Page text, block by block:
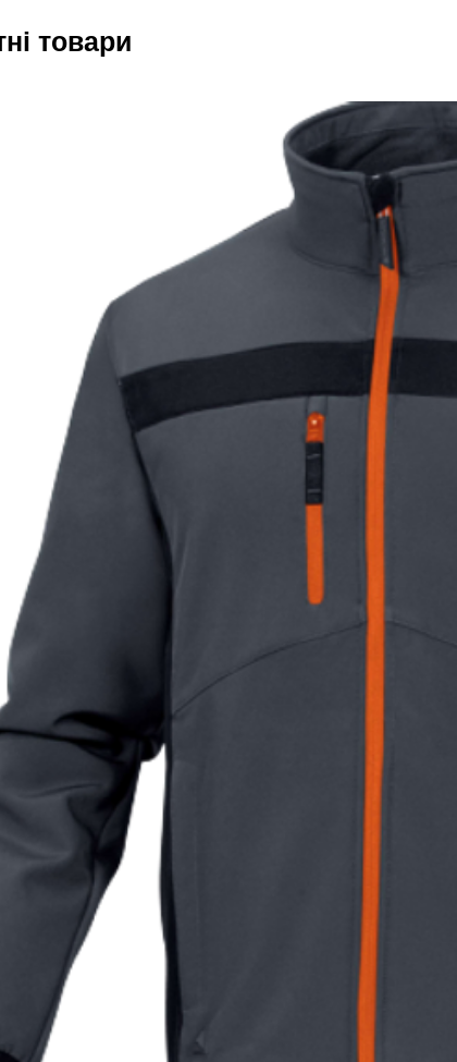
ряд: S, M, L, XL, XXL, XXXL
комір-стійка, металева фурнітура, еластичний низ куртки,
манжети на резинці, накладні кишені, додаткові закрепи
маркування антистатичних захисних властивостей;
пояс на резинці, металева фурнітура, шлевки для
на блискавці, еластичні бретелі з фастексами,
кишені, посилена область колін, додаткові закрепи швів,
антистатичних захисних властивостей.
товари